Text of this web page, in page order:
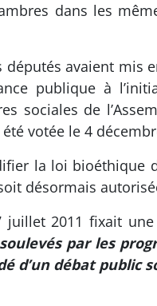
dans les
députés avaient
publique à
sociales de
votée le 4
la loi
désormais
2011 fixait
par les
d’un débat public